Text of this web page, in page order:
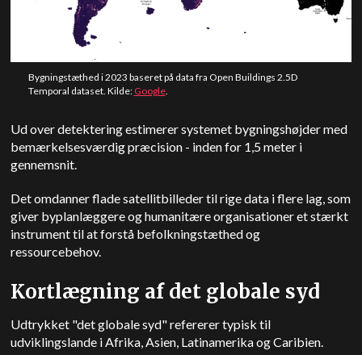
Bygningstæthed i 2023 baseret på data fra Open Buildings 2.5D
Temporal dataset. Kilde: Google.
Ud over detektering estimerer systemet bygningshøjder med
bemærkelsesværdig præcision - inden for 1,5 meter i
gennemsnit.
Det omdanner flade satellitbilleder til rige data i flere lag, som
giver byplanlæggere og humanitære organisationer et stærkt
instrument til at forstå befolkningstæthed og
ressourcebehov.
Kortlægning af det globale syd
Udtrykket "det globale syd" refererer typisk til
udviklingslande i Afrika, Asien, Latinamerika og Caribien.